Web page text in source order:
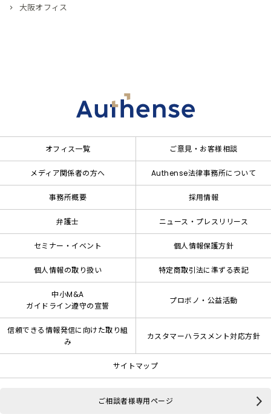
大阪オフィス
オフィス一覧 ご意見・お客様相談
メディア関係者の方へ Authense法律事務所について
事務所概要 採用情報
弁護士 ニュース・プレスリリース
セミナー・イベント 個人情報保護方針
個人情報の取り扱い 特定商取引法に準ずる表記
中小M&A
ガイドライン遵守の宣誓
プロボノ・公益活動
信頼できる情報発信に向けた取り組
み
カスタマーハラスメント対応方針
サイトマップ
ご相談者様専用ページ